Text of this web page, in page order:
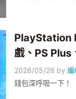
PlayStation
戲、PS Plus
2026/05/28 by編
錢包深呼吸一下！